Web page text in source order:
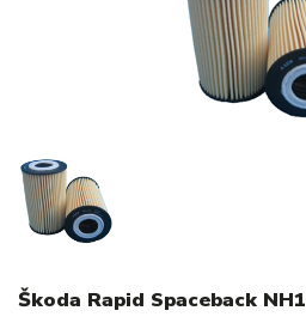
Škoda Rapid Spaceback NH1